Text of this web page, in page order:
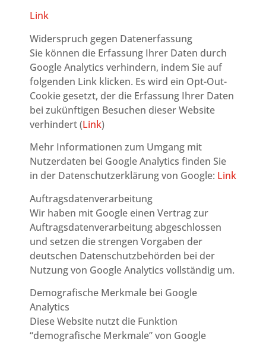
Link
Widerspruch gegen Datenerfassung
Sie können die Erfassung Ihrer Daten durch
Google Analytics verhindern, indem Sie auf
folgenden Link klicken. Es wird ein Opt-Out-
Cookie gesetzt, der die Erfassung Ihrer Daten
bei zukünftigen Besuchen dieser Website
verhindert (Link)
Mehr Informationen zum Umgang mit
Nutzerdaten bei Google Analytics finden Sie
in der Datenschutzerklärung von Google: Link
Auftragsdatenverarbeitung
Wir haben mit Google einen Vertrag zur
Auftragsdatenverarbeitung abgeschlossen
und setzen die strengen Vorgaben der
deutschen Datenschutzbehörden bei der
Nutzung von Google Analytics vollständig um.
Demografische Merkmale bei Google
Analytics
Diese Website nutzt die Funktion
“demografische Merkmale” von Google